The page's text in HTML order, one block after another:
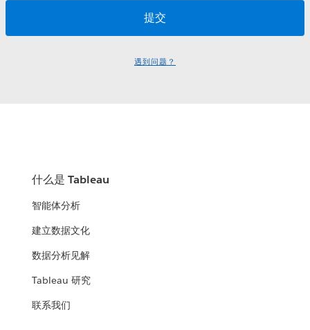
遇到问题？
什么是 Tableau
智能体分析
建立数据文化
数据分析见解
Tableau 研究
联系我们